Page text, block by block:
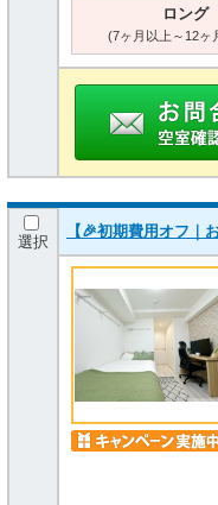
ロング
(7ヶ月以上～12ヶ
選択
【🎉初期費用オフ